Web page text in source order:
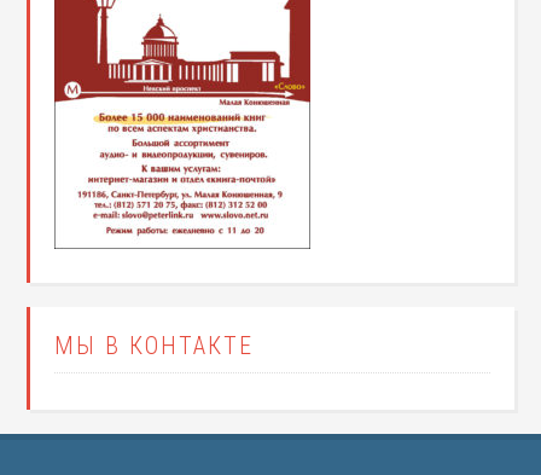
МЫ В КОНТАКТЕ